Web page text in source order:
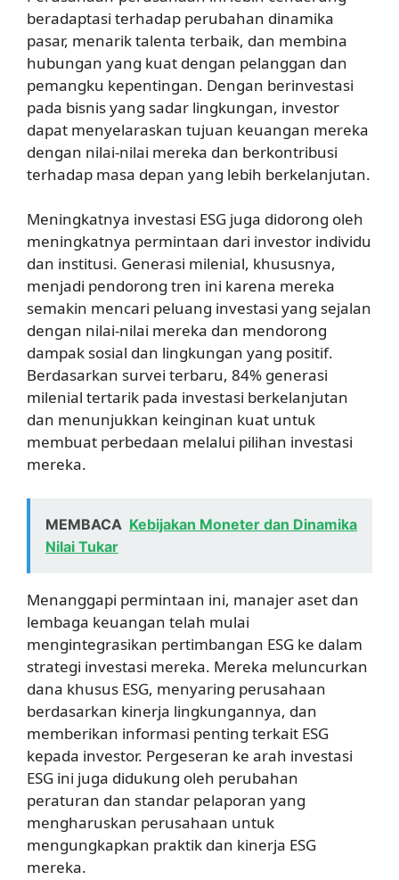
beradaptasi terhadap perubahan dinamika
pasar, menarik talenta terbaik, dan membina
hubungan yang kuat dengan pelanggan dan
pemangku kepentingan. Dengan berinvestasi
pada bisnis yang sadar lingkungan, investor
dapat menyelaraskan tujuan keuangan mereka
dengan nilai-nilai mereka dan berkontribusi
terhadap masa depan yang lebih berkelanjutan.
Meningkatnya investasi ESG juga didorong oleh
meningkatnya permintaan dari investor individu
dan institusi. Generasi milenial, khususnya,
menjadi pendorong tren ini karena mereka
semakin mencari peluang investasi yang sejalan
dengan nilai-nilai mereka dan mendorong
dampak sosial dan lingkungan yang positif.
Berdasarkan survei terbaru, 84% generasi
milenial tertarik pada investasi berkelanjutan
dan menunjukkan keinginan kuat untuk
membuat perbedaan melalui pilihan investasi
mereka.
MEMBACA Kebijakan Moneter dan Dinamika
Nilai Tukar
Menanggapi permintaan ini, manajer aset dan
lembaga keuangan telah mulai
mengintegrasikan pertimbangan ESG ke dalam
strategi investasi mereka. Mereka meluncurkan
dana khusus ESG, menyaring perusahaan
berdasarkan kinerja lingkungannya, dan
memberikan informasi penting terkait ESG
kepada investor. Pergeseran ke arah investasi
ESG ini juga didukung oleh perubahan
peraturan dan standar pelaporan yang
mengharuskan perusahaan untuk
mengungkapkan praktik dan kinerja ESG
mereka.